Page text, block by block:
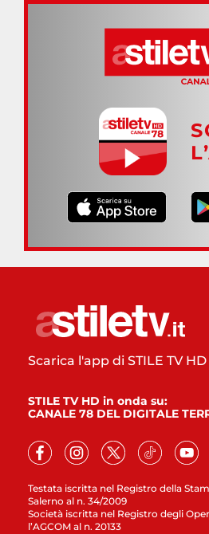
Testata iscritta nel Registro della
Salerno al n. 34/2009
Società iscritta nel Registro degli
l’AGCOM al n. 20133
Scarica l'app di STILE TV HD
STILE TV HD in onda su:
CANALE 78 DEL DIGITALE